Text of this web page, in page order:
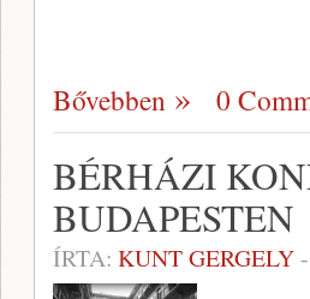
Bővebben 0
BÉRHÁZI
BUDAPESTEN
ÍRTA: KUNT GERGELY-